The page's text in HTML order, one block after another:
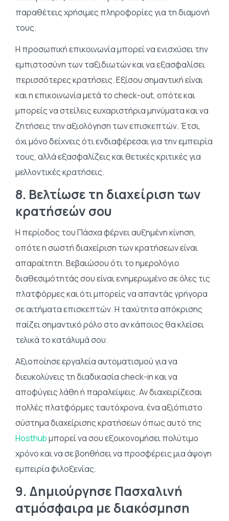
παραθέτεις χρήσιμες πληροφορίες για τη διαμονή
τους.
Η προσωπική επικοινωνία μπορεί να ενισχύσει την
εμπιστοσύνη των ταξιδιωτών και να εξασφαλίσει
περισσότερες κρατήσεις. Εξίσου σημαντική είναι
και η επικοινωνία μετά το check-out, οπότε και
μπορείς να στείλεις ευχαριστήρια μηνύματα και να
ζητήσεις την αξιολόγηση των επισκεπτών. Έτσι,
όχι μόνο δείχνεις ότι ενδιαφέρεσαι για την εμπειρία
τους, αλλά εξασφαλίζεις και θετικές κριτικές για
μελλοντικές κρατήσεις.
8. Βελτίωσε τη διαχείριση των
κρατήσεών σου
Η περίοδος του Πάσχα φέρνει αυξημένη κίνηση,
οπότε η σωστή διαχείριση των κρατήσεων είναι
απαραίτητη. Βεβαιώσου ότι το ημερολόγιο
διαθεσιμότητάς σου είναι ενημερωμένο σε όλες τις
πλατφόρμες και ότι μπορείς να απαντάς γρήγορα
σε αιτήματα επισκεπτών. Η ταχύτητα απόκρισης
παίζει σημαντικό ρόλο στο αν κάποιος θα κλείσει
τελικά το κατάλυμά σου.
Αξιοποίησε εργαλεία αυτοματισμού για να
διευκολύνεις τη διαδικασία check-in και να
αποφύγεις λάθη ή παραλείψεις. Αν διαχειρίζεσαι
πολλές πλατφόρμες ταυτόχρονα, ένα αξιόπιστο
σύστημα διαχείρισης κρατήσεων όπως αυτό της
Hosthubμπορεί να σου εξοικονομήσει πολύτιμο
χρόνο και να σε βοηθήσει να προσφέρεις μια άψογη
εμπειρία φιλοξενίας.
9. Δημιούργησε Πασχαλινή
ατμόσφαιρα με διακόσμηση